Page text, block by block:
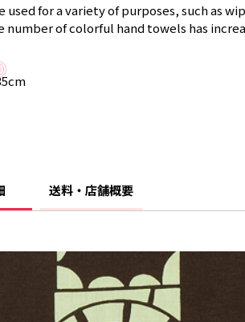
used for a variety of purposes, such as
number of colorful hand towels has
送料・店舗概要